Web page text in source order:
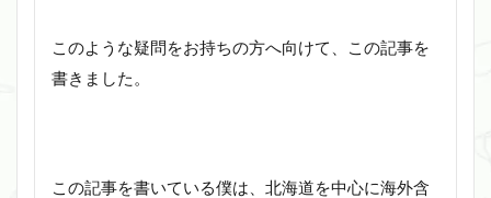
このような疑問をお持ちの方へ向けて、この記事を
書きました。
この記事を書いている僕は、北海道を中心に海外含